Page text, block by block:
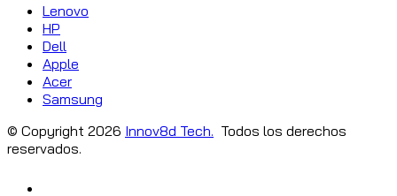
Lenovo
HP
Dell
Apple
Acer
Samsung
© Copyright 2026 Innov8d Tech. Todos los derechos
reservados.